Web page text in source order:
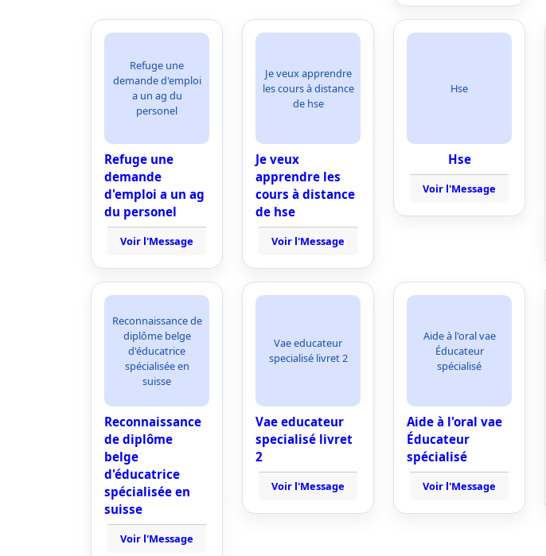
Refuge une
demande d'emploi
a un ag du
personel
Refuge une
demande
d'emploi a un ag
du personel
Voir l'Message
Je veux apprendre
les cours à distance
de hse
Je veux
apprendre les
cours à distance
de hse
Voir l'Message
Hse
Hse
Voir l'Message
Reconnaissance de
diplôme belge
d'éducatrice
spécialisée en
suisse
Reconnaissance
de diplôme
belge
d'éducatrice
spécialisée en
suisse
Voir l'Message
Vae educateur
specialisé livret 2
Vae educateur
specialisé livret
2
Voir l'Message
Aide à l'oral vae
Éducateur
spécialisé
Aide à l'oral vae
Éducateur
spécialisé
Voir l'Message